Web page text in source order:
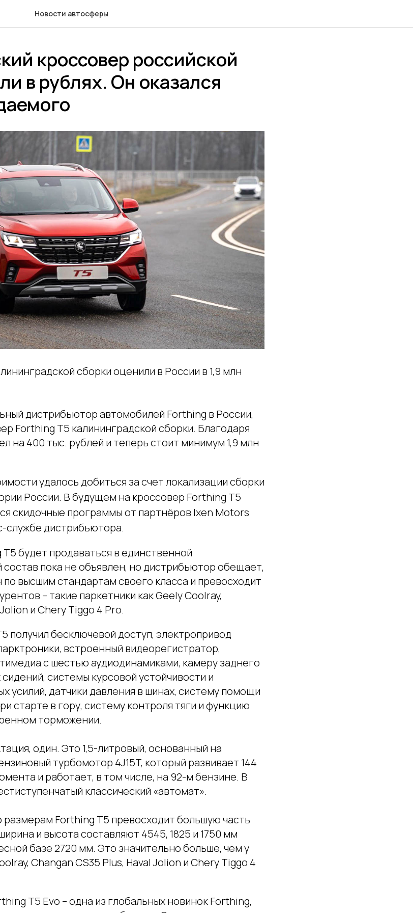
Новости автосферы
кроссовер российской
в рублях. Он оказался
сборки оценили в России в 1,9 млн
дистрибьютор автомобилей Forthing в России,
Forthing T5 калининградской сборки. Благодаря
на 400 тыс. рублей и теперь стоит минимум 1,9 млн
удалось добиться за счет локализации сборки
России. В будущем на кроссовер Forthing T5
скидочные программы от партнёров Ixen Motors
службе дистрибьютора.
будет продаваться в единственной
пока не объявлен, но дистрибьютор обещает,
высшим стандартам своего класса и превосходит
– такие паркетники как Geely Coolray,
и Chery Tiggo 4 Pro.
получил бесключевой доступ, электропривод
встроенный видеорегистратор,
с шестью аудиодинамиками, камеру заднего
системы курсовой устойчивости и
усилий, датчики давления в шинах, систему помощи
старте в гору, систему контроля тяги и функцию
торможении.
один. Это 1,5-литровый, основанный на
турбомотор 4J15T, который развивает 144
и работает, в том числе, на 92-м бензине. В
классический «автомат».
размерам Forthing T5 превосходит большую часть
и высота составляют 4545, 1825 и 1750 мм
базе 2720 мм. Это значительно больше, чем у
Changan CS35 Plus, Haval Jolion и Chery Tiggo 4
T5 Evo – одна из глобальных новинок Forthing,